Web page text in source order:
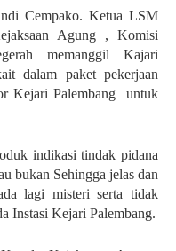
Cempako. Ketua LSM
Agung , Komisi
memanggil Kajari
dalam paket pekerjaan
Kejari Palembang untuk
indikasi tindak pidana
bukan Sehingga jelas dan
lagi misteri serta tidak
Instasi Kejari Palembang.